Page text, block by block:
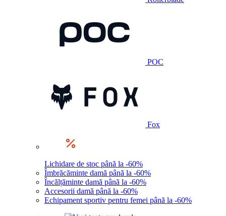
POC
Fox
Lichidare de stoc până la -60%
Îmbrăcăminte damă până la -60%
Încălțăminte damă până la -60%
Accesorii damă până la -60%
Echipament sportiv pentru femei până la -60%